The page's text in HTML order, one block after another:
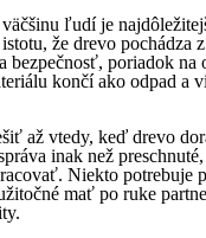
ľudí je
že drevo pochádza
poriadok
končí ako odpad a
až vtedy, keď drevo
inak než
Niekto potrebuje
mať po ruke